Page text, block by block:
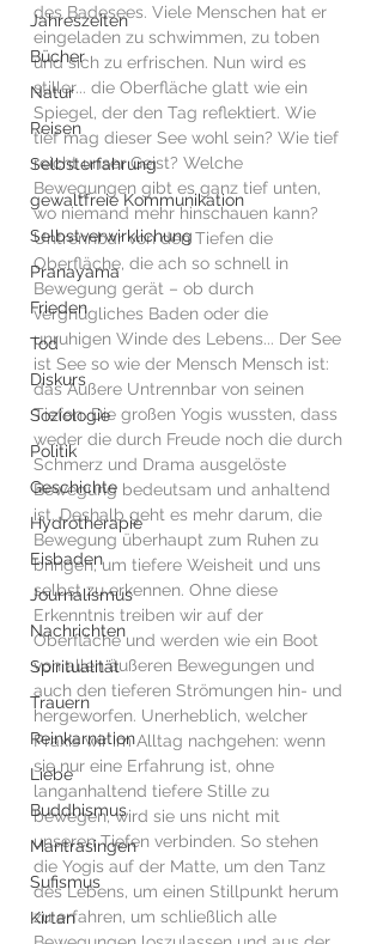
Jahreszeiten
Bücher
Natur
Reisen
Selbsterfahrung
gewaltfreie Kommunikation
Selbstverwirklichung
Pranayama
Frieden
Tod
Diskurs
Soziologie
Politik
Geschichte
Hydrotherapie
Eisbaden
Journalismus
Nachrichten
Spiritualität
Trauern
Reinkarnation
Liebe
Buddhismus
Mantrasingen
Sufismus
Kirtan
des Badesees. Viele Menschen hat er
eingeladen zu schwimmen, zu toben
und sich zu erfrischen. Nun wird es
stiller... die Oberfläche glatt wie ein
Spiegel, der den Tag reflektiert. Wie
tief mag dieser See wohl sein? Wie tief
reicht unser Geist? Welche
Bewegungen gibt es ganz tief unten,
wo niemand mehr hinschauen kann?
Untrennbar von den Tiefen die
Oberfläche, die ach so schnell in
Bewegung gerät – ob durch
vergnügliches Baden oder die
unruhigen Winde des Lebens... Der See
ist See so wie der Mensch Mensch ist:
das Äußere Untrennbar von seinen
Tiefen. Die großen Yogis wussten, dass
weder die durch Freude noch die durch
Schmerz und Drama ausgelöste
Bewegung bedeutsam und anhaltend
ist. Deshalb geht es mehr darum, die
Bewegung überhaupt zum Ruhen zu
bringen, um tiefere Weisheit und uns
selbst zu erkennen. Ohne diese
Erkenntnis treiben wir auf der
Oberfläche und werden wie ein Boot
von allen äußeren Bewegungen und
auch den tieferen Strömungen hin- und
hergeworfen. Unerheblich, welcher
Praxis wir im Alltag nachgehen: wenn
sie nur eine Erfahrung ist, ohne
langanhaltend tiefere Stille zu
bewegen, wird sie uns nicht mit
unseren Tiefen verbinden. So stehen
die Yogis auf der Matte, um den Tanz
des Lebens, um einen Stillpunkt herum
zu erfahren, um schließlich alle